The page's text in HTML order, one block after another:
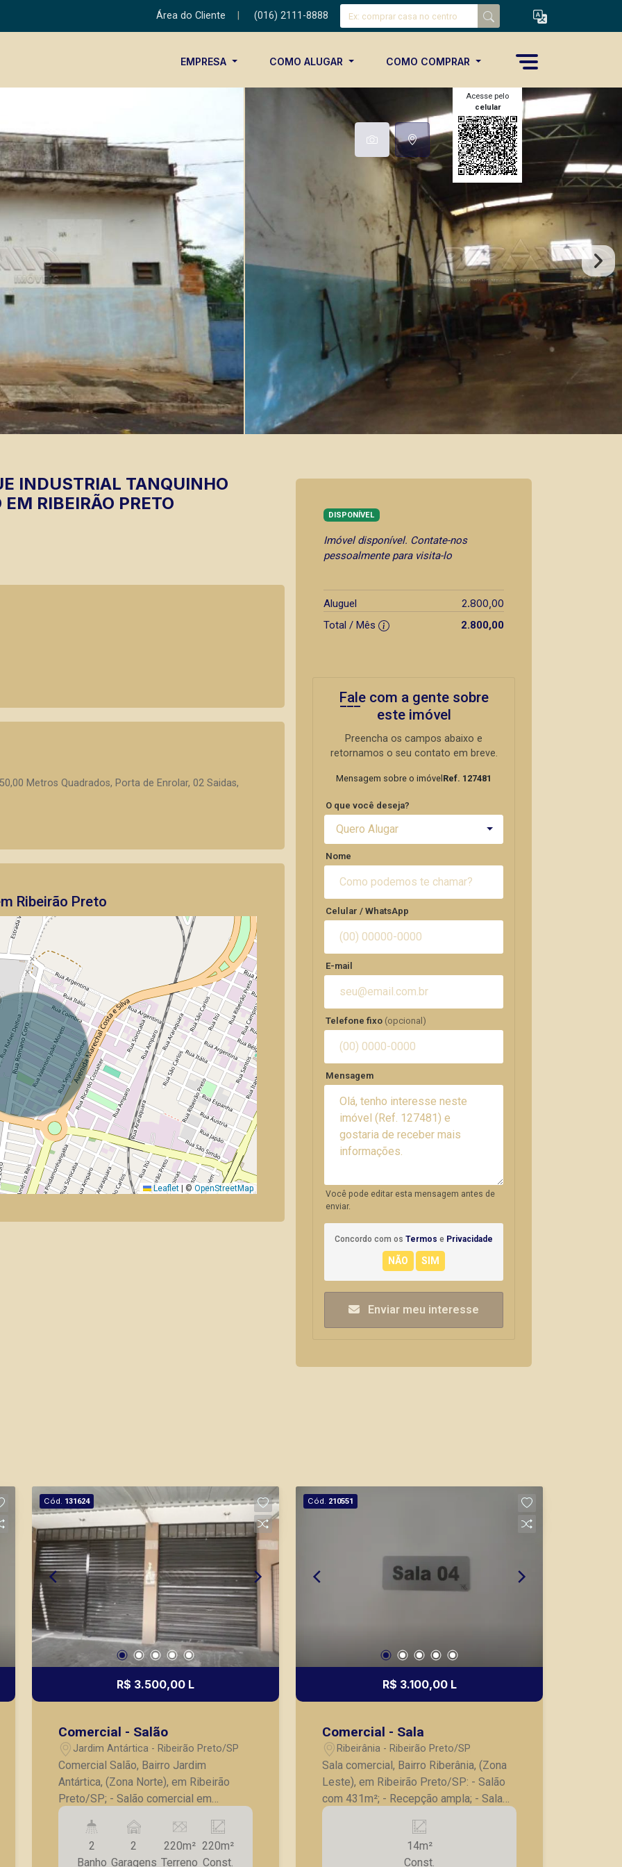
Área do Cliente (016) 2111-8888
EMPRESA COMO ALUGAR COMO COMPRAR
Acesse pelo
celular
INDUSTRIAL TANQUINHO
RIBEIRÃO PRETO
Metros Quadrados, Porta de Enrolar, 02 Saidas,
Ribeirão Preto
Leaflet © OpenStreetMap
DISPONÍVEL
Imóvel disponível. Contate-nos
pessoalmente para visita-lo
Aluguel 2.800,00
Total / Mês 2.800,00
Fale com a gente sobre
este imóvel
Preencha os campos abaixo e
retornamos o seu contato em breve.
Mensagem sobre o imóvel Ref. 127481
O que você deseja?
Quero Alugar
Nome
Celular / WhatsApp
E-mail
Telefone fixo (opcional)
Mensagem
Você pode editar esta mensagem antes de
enviar.
Concordo com os Termos e Privacidade
Enviar meu interesse
Cód. 131624
R$ 3.500,00 L
Comercial - Salão
Jardim Antártica - Ribeirão Preto/SP
Comercial Salão, Bairro Jardim
Antártica, (Zona Norte), em Ribeirão
Preto/SP; - Salão comercial em
excelente localização; - 2 Banheiros; -
Piso usinado; - Duas vagas de garagem
recuadas; - Ótimo espaço de vão livre
2
Banho
2
Garagens
220m²
Terreno
220m²
Const.
Cód. 210551
R$ 3.100,00 L
Comercial - Sala
Ribeirânia - Ribeirão Preto/SP
Sala comercial, Bairro Riberânia, (Zona
Leste), em Ribeirão Preto/SP: - Salão
com 431m²; - Recepção ampla; - Sala
comercial de 13,81 metros; - Salas de
procedimentos; - Salas de recuperação;
- 4 banheiros, sendo 2 para PNE; - Copa
14m²
Const.